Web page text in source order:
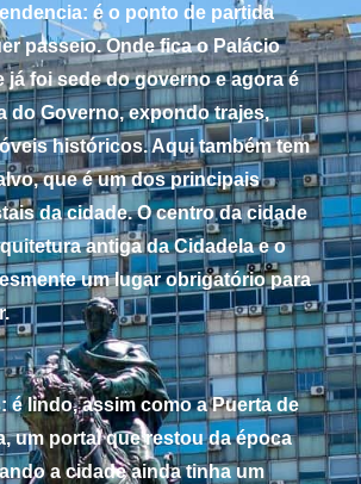
é o ponto de partida
passeio. Onde fica o Palácio
já foi sede do governo e agora é
do Governo, expondo trajes,
históricos. Aqui também tem
que é um dos principais
da cidade. O centro da cidade
antiga da Cidadela e o
um lugar obrigatório para
é lindo, assim como a Puerta de
um portal que restou da época
a cidade ainda tinha um